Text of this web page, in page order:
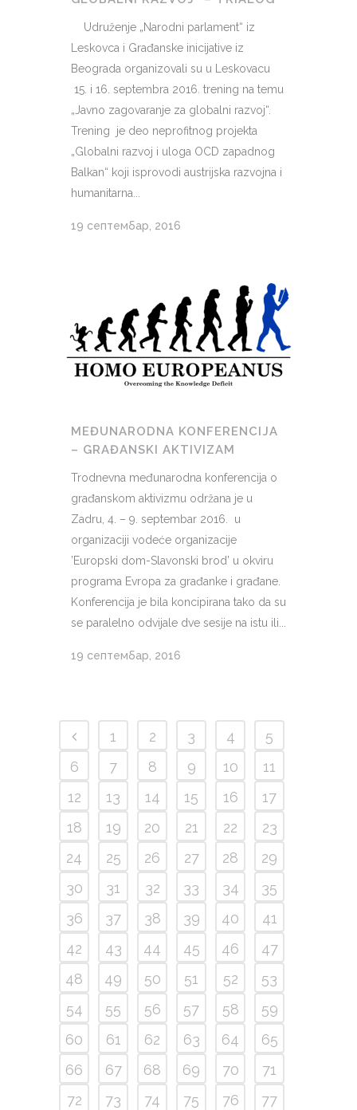
Udruženje „Narodni parlament“ iz
Leskovca i Građanske inicijative iz
Beograda organizovali su u Leskovacu
15. i 16. septembra 2016. trening na temu
„Javno zagovaranje za globalni razvoj“.
Trening je deo neprofitnog projekta
„Globalni razvoj i uloga OCD zapadnog
Balkan“ koji isprovodi austrijska razvojna i
humanitarna...
19 септембар, 2016
MEĐUNARODNA KONFERENCIJA
– GRAĐANSKI AKTIVIZAM
Trodnevna međunarodna konferencija o
građanskom aktivizmu održana je u
Zadru, 4. – 9. septembar 2016. u
organizaciji vodeće organizacije
’Europski dom-Slavonski brod’ u okviru
programa Evropa za građanke i građane.
Konferencija je bila koncipirana tako da su
se paralelno odvijale dve sesije na istu ili...
19 септембар, 2016
1 2 3 4
5
6
7 8 9 10
11
12
13 14 15 16
17
18
19 20 21 22
23
24
25 26 27 28
29
30
31 32 33 34
35
36
37 38 39 40
41
42
43 44 45 46
47
48
49 50 51 52
53
54
55 56 57 58
59
60
61 62 63 64
65
66
67 68 69 70
71
72
73 74 75 76
77